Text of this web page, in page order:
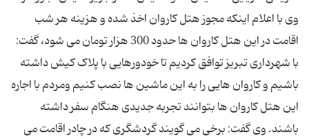
وی با اعلام اینکه مجوز هتل کاروان اخذ شده و هزینه هر شب
اقامت در این هتل کاروان ها حدود 300 هزار تومان می شود، گفت:
با شهرداری تبریز توافق کردیم تا خودورهایی با پلاک کیش داشته
باشیم و کاروان هایی را به این ماشین ها نصب کنیم ومردم با اجاره
این هتل کاروان ها بتوانند تجربه جدیدی هنگام سفر داشته
باشند. وی گفت: برخی می گویند گردشگری که در چادر اقامت می